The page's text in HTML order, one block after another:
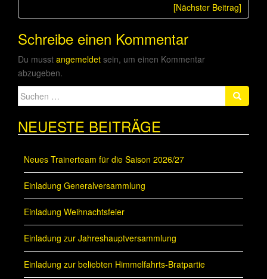
[Nächster Beitrag]
Schreibe einen Kommentar
Du musst angemeldet sein, um einen Kommentar
abzugeben.
Suche
nach:
NEUESTE BEITRÄGE
Neues Trainerteam für die Saison 2026/27
Einladung Generalversammlung
Einladung Weihnachtsfeier
Einladung zur Jahreshauptversammlung
Einladung zur beliebten Himmelfahrts-Bratpartie